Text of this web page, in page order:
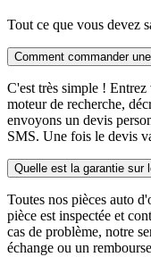
Tout ce que vous devez
Comment commander
C'est très simple !
moteur de recherche,
envoyons un devis
SMS. Une fois le devis
Quelle est la garantie sur
Toutes nos pièces auto
pièce est inspectée et
cas de problème, notre
échange ou un